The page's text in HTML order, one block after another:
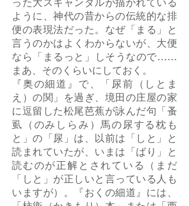
った大スキャンダルが描かれている
ように、神代の昔からの伝統的な排
便の表現法だった。なぜ「まる」と
言うのかはよくわからないが、大便
なら「まるっと」しそうなので……
まあ、そのくらいにしておく。
『奥の細道』で、「尿前（しとま
え）の関」を過ぎ、境田の庄屋の家
に逗留した松尾芭蕉が詠んだ句「蚤
虱（のみしらみ）馬の尿する枕も
と」の「尿」は、以前は「しと」と
読まれていたが、いまは「ばり」と
読むのが正解とされている（まだ
「しと」が正しいと言っている人も
いますが）。『おくの細道』には、